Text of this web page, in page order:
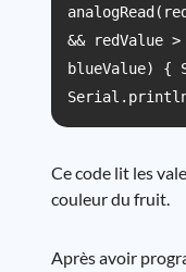
&& redValue
blueValue) {
Ce code lit les
couleur du fruit.
Après avoir